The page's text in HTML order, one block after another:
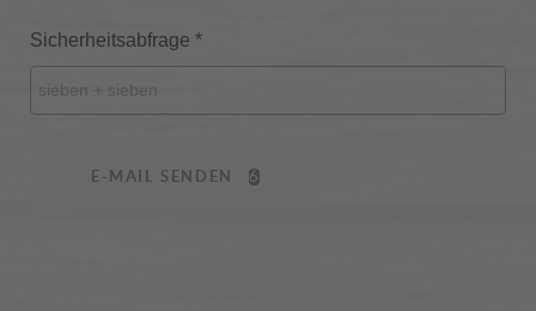
Sicherheitsabfrage *
E-MAIL SENDEN 6